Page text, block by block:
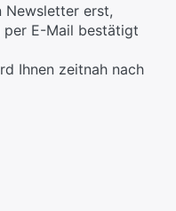
Newsletter erst,
per E-Mail bestätigt
Ihnen zeitnah nach